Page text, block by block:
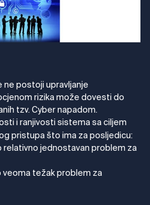
ne postoji upravljanje
rizika može dovesti do
tzv. Cyber napadom.
i ranjivosti sistema sa ciljem
pristupa što ima za posljedicu:
relativno jednostavan problem za
veoma težak problem za